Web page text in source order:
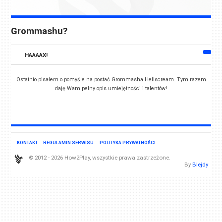
Grommashu?
HAAAAX!
Ostatnio pisałem o pomyśle na postać Grommasha Hellscream. Tym razem
daję Wam pełny opis umiejętności i talentów!
KONTAKT REGULAMIN SERWISU POLITYKA PRYWATNOŚCI
© 2012 - 2026 How2Play, wszystkie prawa zastrzeżone.
By Blejdy